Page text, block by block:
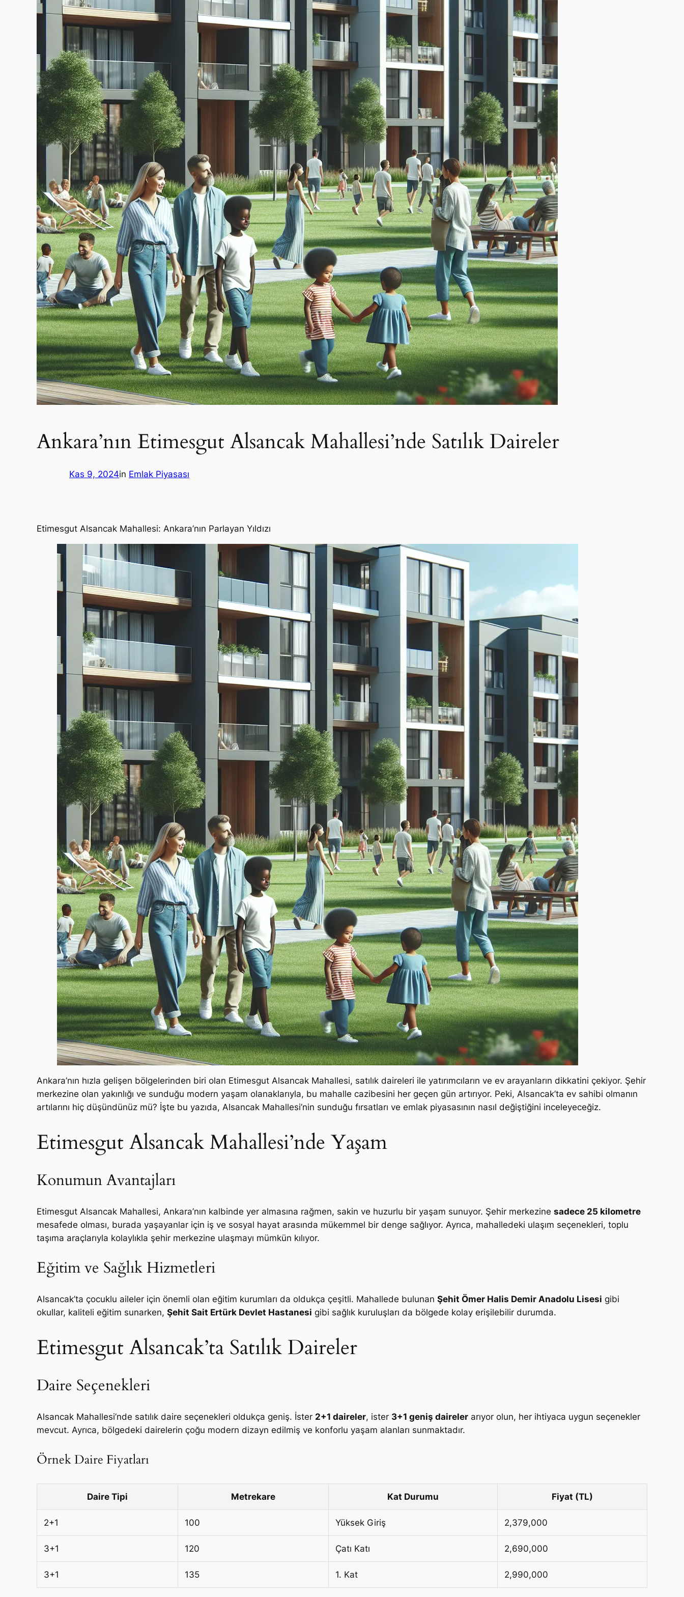
Ankara’nın Etimesgut Alsancak Mahallesi’nde Satılık Daireler
Kas 9, 2024in Emlak Piyasası
Etimesgut Alsancak Mahallesi: Ankara’nın Parlayan Yıldızı
Ankara’nın hızla gelişen bölgelerinden biri olan Etimesgut Alsancak Mahallesi, satılık daireleri ile yatırımcıların ve ev arayanların dikkatini çekiyor. Şehir
merkezine olan yakınlığı ve sunduğu modern yaşam olanaklarıyla, bu mahalle cazibesini her geçen gün artırıyor. Peki, Alsancak’ta ev sahibi olmanın
artılarını hiç düşündünüz mü? İşte bu yazıda, Alsancak Mahallesi’nin sunduğu fırsatları ve emlak piyasasının nasıl değiştiğini inceleyeceğiz.
Etimesgut Alsancak Mahallesi’nde Yaşam
Konumun Avantajları
Etimesgut Alsancak Mahallesi, Ankara’nın kalbinde yer almasına rağmen, sakin ve huzurlu bir yaşam sunuyor. Şehir merkezine sadece 25 kilometre
mesafede olması, burada yaşayanlar için iş ve sosyal hayat arasında mükemmel bir denge sağlıyor. Ayrıca, mahalledeki ulaşım seçenekleri, toplu
taşıma araçlarıyla kolaylıkla şehir merkezine ulaşmayı mümkün kılıyor.
Eğitim ve Sağlık Hizmetleri
Alsancak’ta çocuklu aileler için önemli olan eğitim kurumları da oldukça çeşitli. Mahallede bulunan Şehit Ömer Halis Demir Anadolu Lisesi gibi
okullar, kaliteli eğitim sunarken, Şehit Sait Ertürk Devlet Hastanesi gibi sağlık kuruluşları da bölgede kolay erişilebilir durumda.
Etimesgut Alsancak’ta Satılık Daireler
Daire Seçenekleri
Alsancak Mahallesi’nde satılık daire seçenekleri oldukça geniş. İster 2+1 daireler, ister 3+1 geniş daireler arıyor olun, her ihtiyaca uygun seçenekler
mevcut. Ayrıca, bölgedeki dairelerin çoğu modern dizayn edilmiş ve konforlu yaşam alanları sunmaktadır.
Örnek Daire Fiyatları
Daire Tipi Metrekare Kat Durumu Fiyat (TL)
2+1 100 Yüksek Giriş 2,379,000
3+1 120 Çatı Katı 2,690,000
3+1 135 1. Kat 2,990,000